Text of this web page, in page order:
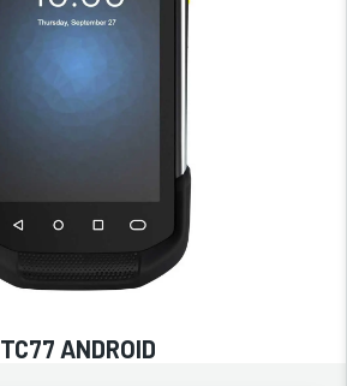
TC77 ANDROID